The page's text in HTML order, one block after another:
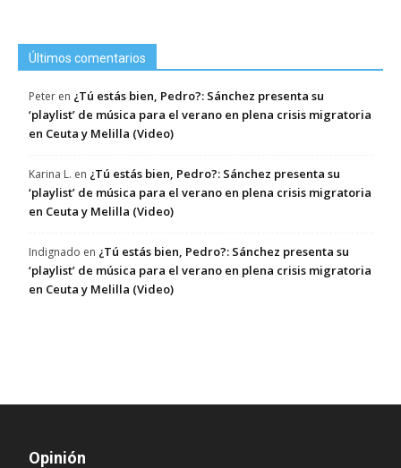
Últimos comentarios
Peter en ¿Tú estás bien, Pedro?: Sánchez presenta su
‘playlist’ de música para el verano en plena crisis migratoria
en Ceuta y Melilla (Video)
Karina L. en ¿Tú estás bien, Pedro?: Sánchez presenta su
‘playlist’ de música para el verano en plena crisis migratoria
en Ceuta y Melilla (Video)
Indignado en ¿Tú estás bien, Pedro?: Sánchez presenta su
‘playlist’ de música para el verano en plena crisis migratoria
en Ceuta y Melilla (Video)
Opinión